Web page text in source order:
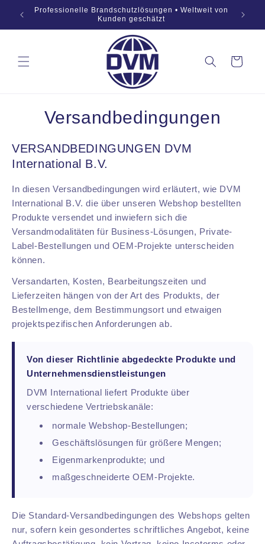
InhaltProfessionelle Brandschutzlösungen • Weltweit von
Kunden geschätzt
Warenkorb
Versandbedingungen
VERSANDBEDINGUNGEN DVM
International B.V.
In diesen Versandbedingungen wird erläutert, wie DVM
International B.V. die über unseren Webshop bestellten
Produkte versendet und inwiefern sich die
Versandmodalitäten für Business-Lösungen, Private-
Label-Bestellungen und OEM-Projekte unterscheiden
können.
Versandarten, Kosten, Bearbeitungszeiten und
Lieferzeiten hängen von der Art des Produkts, der
Bestellmenge, dem Bestimmungsort und etwaigen
projektspezifischen Anforderungen ab.
Von dieser Richtlinie abgedeckte Produkte und
Unternehmensdienstleistungen
DVM International liefert Produkte über
verschiedene Vertriebskanäle:
normale Webshop-Bestellungen;
Geschäftslösungen für größere Mengen;
Eigenmarkenprodukte; und
maßgeschneiderte OEM-Projekte.
Die Standard-Versandbedingungen des Webshops gelten
nur, sofern kein gesondertes schriftliches Angebot, keine